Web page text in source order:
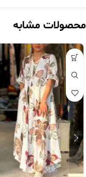
محصولات مشابه